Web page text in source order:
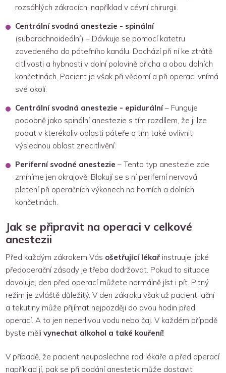
rozsáhlých zákrocích, například v cévní chirurgii.
Centrální svodná anestezie - spinální
(subarachnoideální) – Dávkuje se pomocí katetru
zavedeného do páteřního kanálu. Dochází při ní ke ztrátě
citlivosti a hybnosti v dolní polovině břicha a obou dolních
končetinách. Pacient je však při vědomí a při operaci vnímá
své okolí.
Centrální svodná anestezie - epidurální– Funguje
podobně jako spinální anestezie s tím rozdílem, že ji lze
podat v kterékoliv oblasti páteře a tím také ovlivnit
výslednou oblast znecitlivění.
Periferní svodné anestezie – Tento typ anestezie zde
zmíníme jen okrajově. Blokují se s ní periferní nervová
pletení při operačních výkonech na horních a dolních
končetinách.
Jak se připravit na operaci v celkové
anestezii
Před každým zákrokem Vás ošetřující lékař instruuje, jaké
předoperační zásady je třeba dodržovat. Pokud to situace
dovoluje, den před operací můžete normálně jíst i pít. Pitný
režim je zvláště důležitý. V den zákroku však už pacient lační
a tekutiny může přijímat nejpozději do dvou hodin před
operací. A to jen neperlivou vodu nebo čaj. V každém případě
byste mělivynechat alkohol a také kouření!
V případě, že pacient neuposlechne rad lékaře a před operací
například jí, pak se při podání anestetik může dostavit